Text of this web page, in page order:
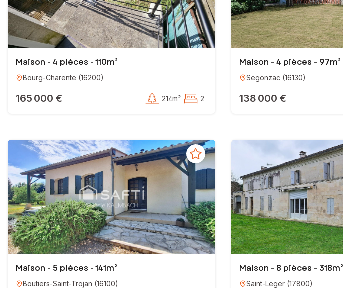
Maison - 4 pièces - 110m²
Bourg-Charente (16200)
165 000 € 214m² 2
Maison - 4 pièces - 97m²
Segonzac (16130)
138 000 €
Maison - 5 pièces - 141m²
Boutiers-Saint-Trojan (16100)
Maison - 8 pièces - 318m²
Saint-Leger (17800)